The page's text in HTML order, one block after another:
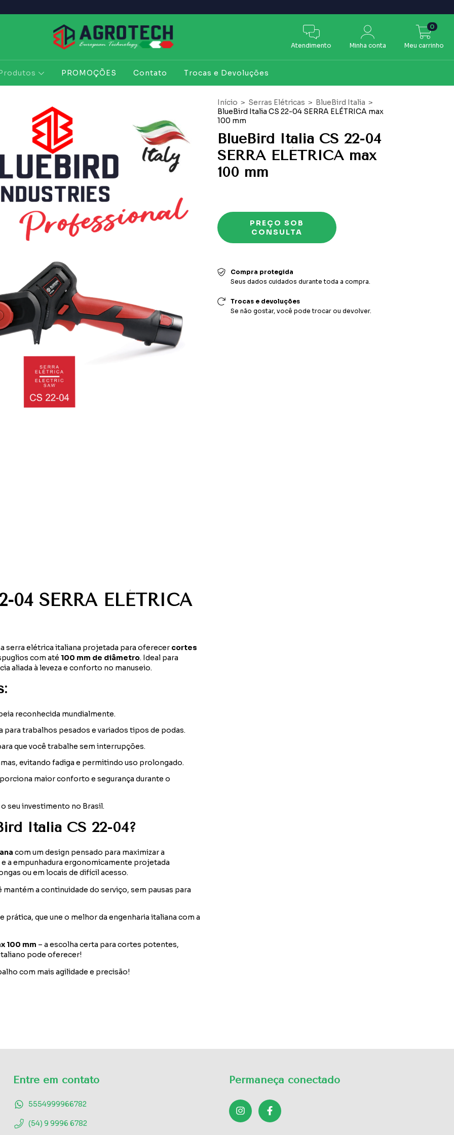
Atendimento Minha conta Meu carrinho
0
PROMOÇÕES Contato Trocas e Devoluções
04 SERRA ELÉTRICA
serra elétrica italiana projetada para oferecer cortes
com até 100 mm de diâmetro. Ideal para
aliada à leveza e conforto no manuseio.
reconhecida mundialmente.
para trabalhos pesados e variados tipos de podas.
que você trabalhe sem interrupções.
evitando fadiga e permitindo uso prolongado.
maior conforto e segurança durante o
seu investimento no Brasil.
Italia CS 22-04?
com um design pensado para maximizar a
a empunhadura ergonomicamente projetada
ou em locais de difícil acesso.
mantém a continuidade do serviço, sem pausas para
que une o melhor da engenharia italiana com a
100 mm – a escolha certa para cortes potentes,
pode oferecer!
com mais agilidade e precisão!
Início > Serras Elétricas > BlueBird Italia >
BlueBird Italia CS 22-04 SERRA ELÉTRICA max
100 mm
BlueBird Italia CS 22-04
SERRA ELÉTRICA max
100 mm
Compra protegida
Seus dados cuidados durante toda a compra.
Trocas e devoluções
Se não gostar, você pode trocar ou devolver.
Entre em contato
5554999966782
(54) 9 9996 6782
Permaneça conectado